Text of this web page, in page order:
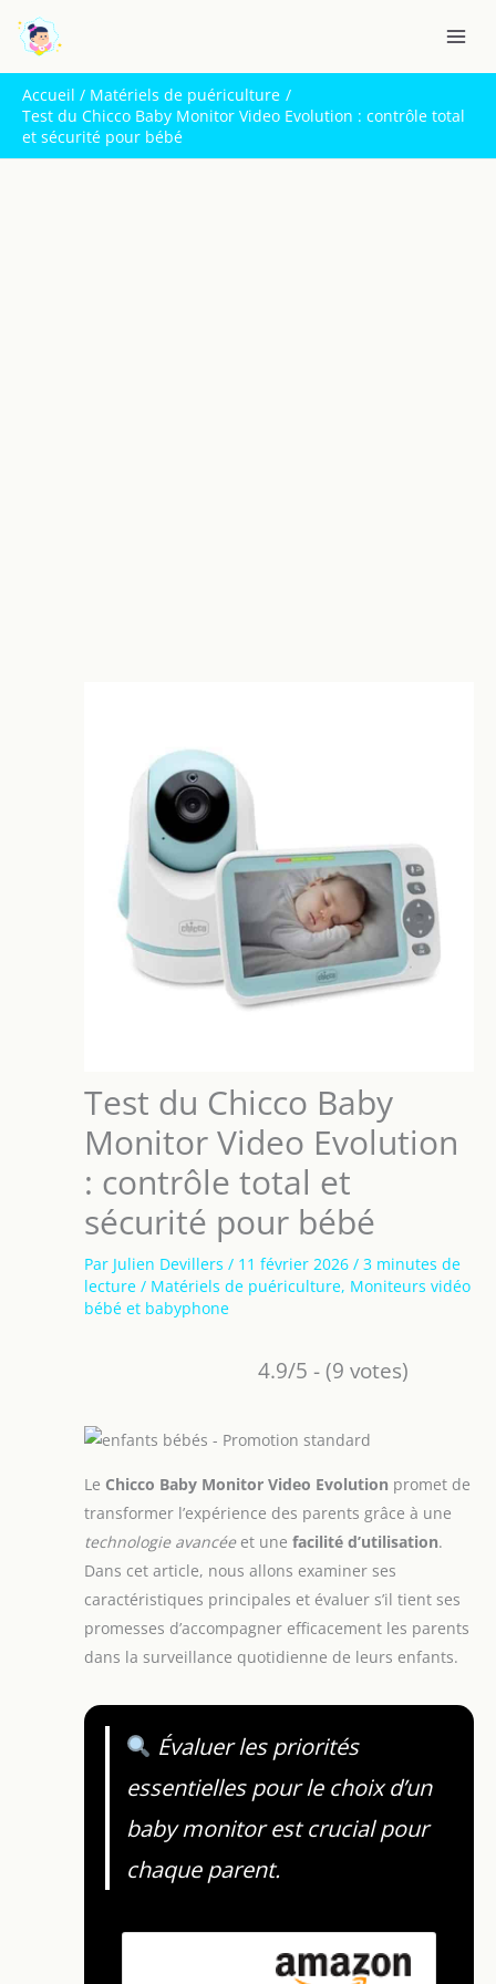
contenu
Accueil
Matériels de puériculture
Test du Chicco Baby Monitor Video Evolution : contrôle total
et sécurité pour bébé
Test du Chicco Baby
Monitor Video Evolution
: contrôle total et
sécurité pour bébé
Par Julien Devillers / 11 février 2026 / 3 minutes de
lecture / Matériels de puériculture, Moniteurs vidéo
bébé et babyphone
4.9/5 - (9 votes)
Le Chicco Baby Monitor Video Evolution promet de
transformer l’expérience des parents grâce à une
technologie avancéeet une facilité d’utilisation.
Dans cet article, nous allons examiner ses
caractéristiques principales et évaluer s’il tient ses
promesses d’accompagner efficacement les parents
dans la surveillance quotidienne de leurs enfants.
Évaluer les priorités
essentielles pour le choix d’un
baby monitor est crucial pour
chaque parent.
e
c
h
e